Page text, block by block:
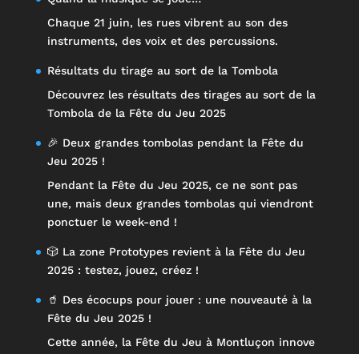
Chaque 21 juin, les rues vibrent au son des
instruments, des voix et des percussions.
Résultats du tirage au sort de la Tombola
Découvrez les résultats des tirages au sort de la
Tombola de la Fête du Jeu 2025
🎉 Deux grandes tombolas pendant la Fête du
Jeu 2025 !
Pendant la Fête du Jeu 2025, ce ne sont pas
une, mais deux grandes tombolas qui viendront
ponctuer le week-end !
🎲 La zone Prototypes revient à la Fête du Jeu
2025 : testez, jouez, créez !
🥤 Des écocups pour jouer : une nouveauté à la
Fête du Jeu 2025 !
Cette année, la Fête du Jeu à Montluçon innove